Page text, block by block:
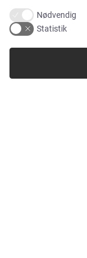
MARKEDER
Pharma & Biotech
Nødvendig
Statistik